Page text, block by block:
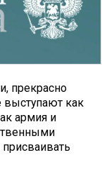
прекрасно
выступают как
армия и